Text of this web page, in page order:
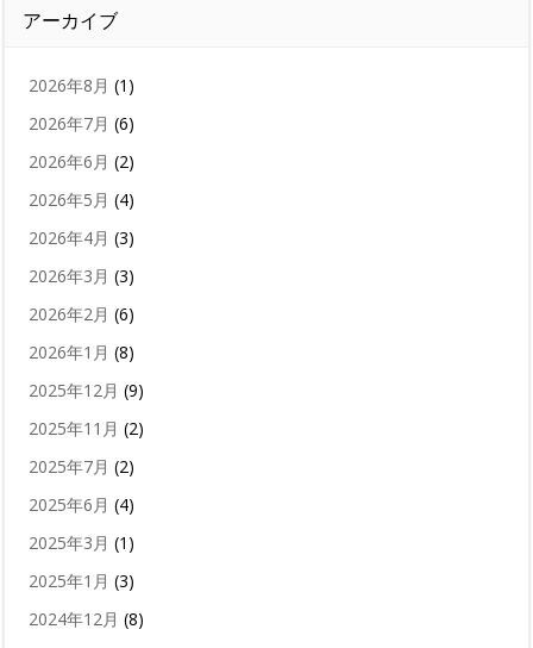
アーカイブ
2026年8月 (1)
2026年7月 (6)
2026年6月 (2)
2026年5月 (4)
2026年4月 (3)
2026年3月 (3)
2026年2月 (6)
2026年1月 (8)
2025年12月 (9)
2025年11月 (2)
2025年7月 (2)
2025年6月 (4)
2025年3月 (1)
2025年1月 (3)
2024年12月 (8)